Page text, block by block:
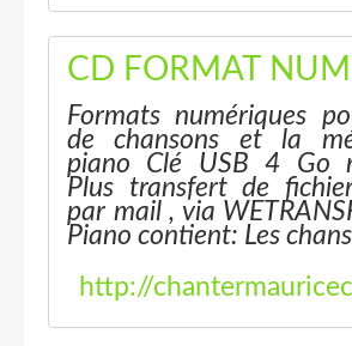
Formats numériques
de chansons et la
piano Clé USB 4 Go
Plus transfert de
par mail , via
Piano contient: Les